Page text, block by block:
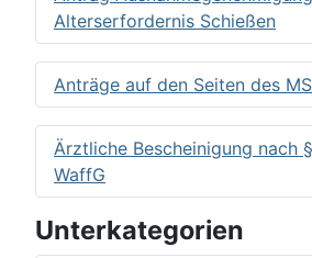
Alterserfordernis Schießen
Anträge auf den Seiten des
Ärztliche Bescheinigung nach
WaffG
Unterkategorien